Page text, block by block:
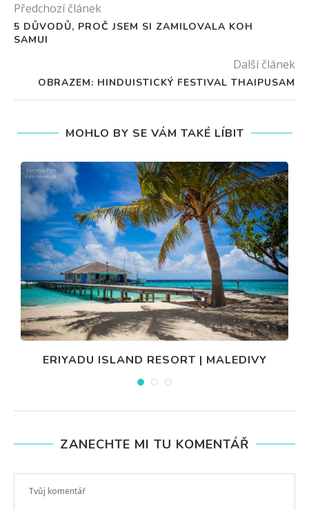
Předchozí článek
5 DŮVODŮ, PROČ JSEM SI ZAMILOVALA KOH
SAMUI
Další článek
OBRAZEM: HINDUISTICKÝ FESTIVAL THAIPUSAM
MOHLO BY SE VÁM TAKÉ LÍBIT
ERIYADU ISLAND RESORT | MALEDIVY
ZANECHTE MI TU KOMENTÁŘ